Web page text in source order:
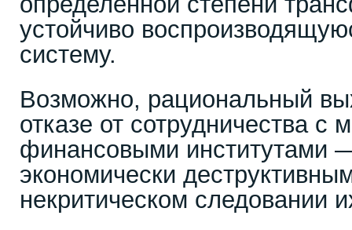
устойчиво
систему.
Возможно, рациональный
отказе от сотрудничества
финансовыми институтами
экономически
некритическом следовании